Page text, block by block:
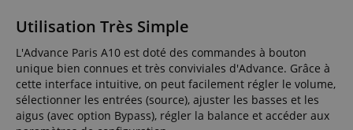
Utilisation Très Simple
L'Advance Paris A10 est doté des commandes à bouton
unique bien connues et très conviviales d'Advance. Grâce à
cette interface intuitive, on peut facilement régler le volume,
sélectionner les entrées (source), ajuster les basses et les
aigus (avec option Bypass), régler la balance et accéder aux